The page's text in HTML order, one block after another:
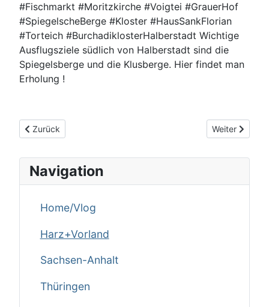
Navigation
Home/Vlog
Harz+Vorland
Sachsen-Anhalt
Thüringen
#Fischmarkt #Moritzkirche #Voigtei #GrauerHof
#SpiegelscheBerge #Kloster #HausSankFlorian
#Torteich #BurchadiklosterHalberstadt Wichtige
Ausflugsziele südlich von Halberstadt sind die
Spiegelsberge und die Klusberge. Hier findet man
Erholung !
Vorheriger Beitrag: Stolberg/HARZ
Zurück Nächster
Weiter